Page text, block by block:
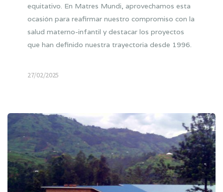
equitativo. En Matres Mundi, aprovechamos esta
ocasión para reafirmar nuestro compromiso con la
salud materno-infantil y destacar los proyectos
que han definido nuestra trayectoria desde 1996.
27/02/2025